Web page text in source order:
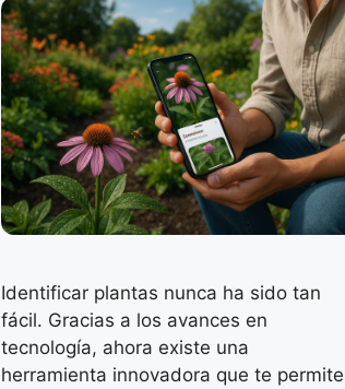
Identificar plantas nunca ha sido tan
fácil. Gracias a los avances en
tecnología, ahora existe una
herramienta innovadora que te permite